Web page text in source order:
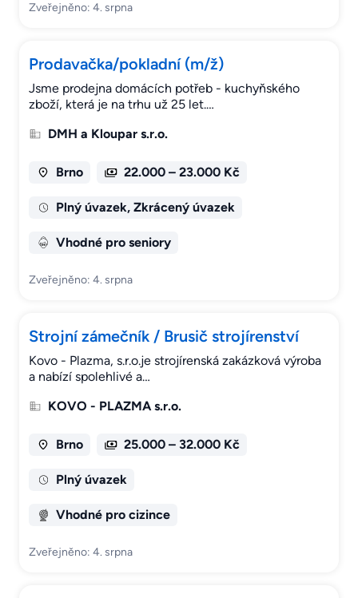
Zveřejněno: 4. srpna
Prodavačka/pokladní (m/ž)
Jsme prodejna domácích potřeb - kuchyňského
zboží, která je na trhu už 25 let.…
DMH a Kloupar s.r.o.
Brno 22.000 – 23.000 Kč
Plný úvazek, Zkrácený úvazek
Vhodné pro seniory
Zveřejněno: 4. srpna
Strojní zámečník / Brusič strojírenství
Kovo - Plazma, s.r.o.je strojírenská zakázková výroba
a nabízí spolehlivé a…
KOVO - PLAZMA s.r.o.
Brno 25.000 – 32.000 Kč
Plný úvazek
Vhodné pro cizince
Zveřejněno: 4. srpna